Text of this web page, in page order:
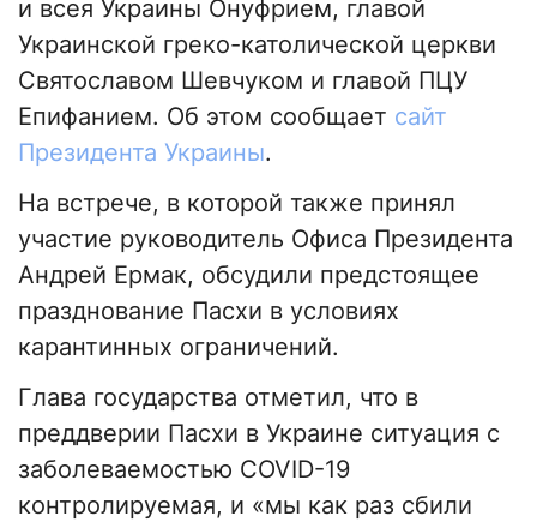
и всея Украины Онуфрием, главой
Украинской греко-католической церкви
Святославом Шевчуком и главой ПЦУ
Епифанием. Об этом сообщает сайт
Президента Украины.
На встрече, в которой также принял
участие руководитель Офиса Президента
Андрей Ермак, обсудили предстоящее
празднование Пасхи в условиях
карантинных ограничений.
Глава государства отметил, что в
преддверии Пасхи в Украине ситуация с
заболеваемостью COVID-19
контролируемая, и «мы как раз сбили